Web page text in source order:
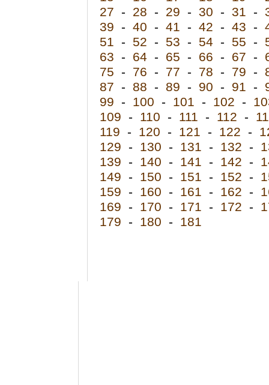
27 - 28 - 29 - 30 - 31 -
39 - 40 - 41 - 42 - 43 -
51 - 52 - 53 - 54 - 55 -
63 - 64 - 65 - 66 - 67 -
75 - 76 - 77 - 78 - 79 -
87 - 88 - 89 - 90 - 91 -
99 - 100 - 101 - 102 -
109 - 110 - 111 - 112 -
119 - 120 - 121 - 122 -
129 - 130 - 131 - 132 -
139 - 140 - 141 - 142 -
149 - 150 - 151 - 152 -
159 - 160 - 161 - 162 -
169 - 170 - 171 - 172 -
179 - 180 - 181